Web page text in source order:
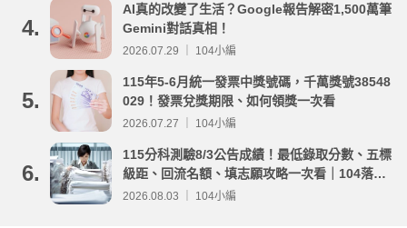
4.
AI真的改變了生活？Google報告解密1,500萬筆
Gemini對話真相！
2026.07.29 ｜ 104小編
5.
115年5-6月統一發票中獎號碼，千萬獎號38548
029！發票兌獎期限、如何領獎一次看
2026.07.27 ｜ 104小編
6.
115分科測驗8/3公告成績！最低錄取分數、五標
級距、回流名額、填志願攻略一次看｜104落點
分析
2026.08.03 ｜ 104小編